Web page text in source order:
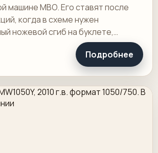
машине MBO. Его ставят после
когда в схеме нужен
ножевой сгиб на буклете,
карте фальцовки. Такой
Подробнее